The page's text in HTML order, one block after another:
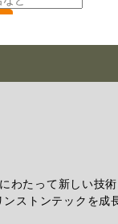
わたって新しい技
ストンテックを成